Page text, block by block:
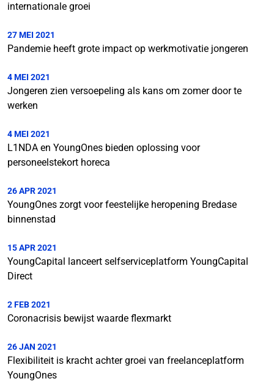
internationale groei
27 MEI 2021
Pandemie heeft grote impact op werkmotivatie jongeren
4 MEI 2021
Jongeren zien versoepeling als kans om zomer door te
werken
4 MEI 2021
L1NDA en YoungOnes bieden oplossing voor
personeelstekort horeca
26 APR 2021
YoungOnes zorgt voor feestelijke heropening Bredase
binnenstad
15 APR 2021
YoungCapital lanceert selfserviceplatform YoungCapital
Direct
2 FEB 2021
Coronacrisis bewijst waarde flexmarkt
26 JAN 2021
Flexibiliteit is kracht achter groei van freelanceplatform
YoungOnes